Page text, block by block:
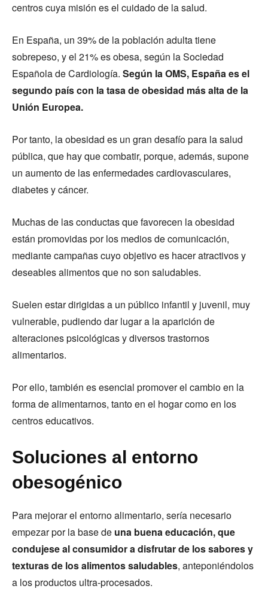
centros cuya misión es el cuidado de la salud.
En España, un 39% de la población adulta tiene
sobrepeso, y el 21% es obesa, según la Sociedad
Española de Cardiología. Según la OMS, España es el
segundo país con la tasa de obesidad más alta de la
Unión Europea.
Por tanto, la obesidad es un gran desafío para la salud
pública, que hay que combatir, porque, además, supone
un aumento de las enfermedades cardiovasculares,
diabetes y cáncer.
Muchas de las conductas que favorecen la obesidad
están promovidas por los medios de comunicación,
mediante campañas cuyo objetivo es hacer atractivos y
deseables alimentos que no son saludables.
Suelen estar dirigidas a un público infantil y juvenil, muy
vulnerable, pudiendo dar lugar a la aparición de
alteraciones psicológicas y diversos trastornos
alimentarios.
Por ello, también es esencial promover el cambio en la
forma de alimentarnos, tanto en el hogar como en los
centros educativos.
Soluciones al entorno
obesogénico
Para mejorar el entorno alimentario, sería necesario
empezar por la base de una buena educación, que
condujese al consumidor a disfrutar de los sabores y
texturas de los alimentos saludables, anteponiéndolos
a los productos ultra-procesados.